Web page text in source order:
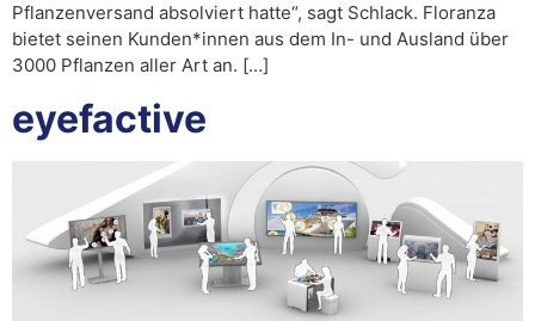
Pflanzenversand absolviert hatte“, sagt Schlack. Floranza
bietet seinen Kunden*innen aus dem In- und Ausland über
3000 Pflanzen aller Art an. […]
eyefactive